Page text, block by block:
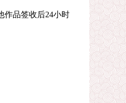
作品签收后24小时